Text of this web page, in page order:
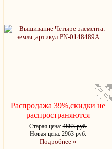
Распродажа 39%,скидки не
распространяются
Старая цена:4883 руб.
Новая цена: 2963 руб.
Подробнее »